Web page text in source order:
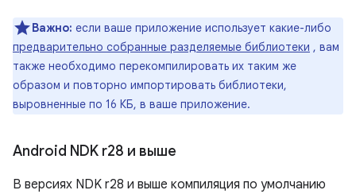
Важно: если ваше приложение использует какие-либо
предварительно собранные разделяемые библиотеки , вам
также необходимо перекомпилировать их таким же
образом и повторно импортировать библиотеки,
выровненные по 16 КБ, в ваше приложение.
Android NDK r28 и выше
В версиях NDK r28 и выше компиляция по умолчанию